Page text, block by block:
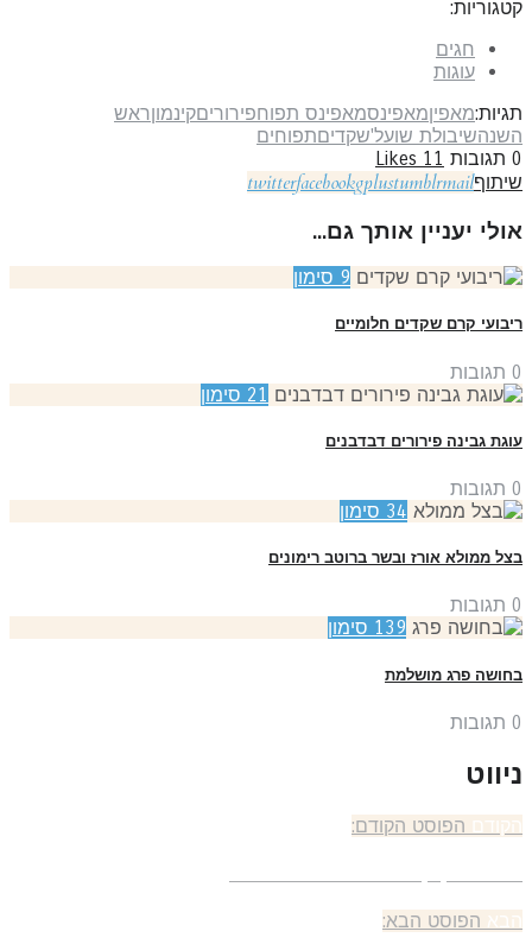
חגים
עוגות
מאפיןמאפינסמאפינס תפוחפירוריםקינמוןראש
שיבולת שועל'שקדיםתפוחים
תגובות 11
Likes
twitterfacebookgplustumblrmail
יעניין אותך גם...
9 סימון
קרם שקדים חלומיים
תגובות
21
סימון
גבינה פירורים דבדבנים
תגובות
34 סימון
ממולא אורז ובשר ברוטב רימונים
תגובות
139 סימון
פרג מושלמת
תגובות
הפוסט הקודם:
הפוסט הבא: